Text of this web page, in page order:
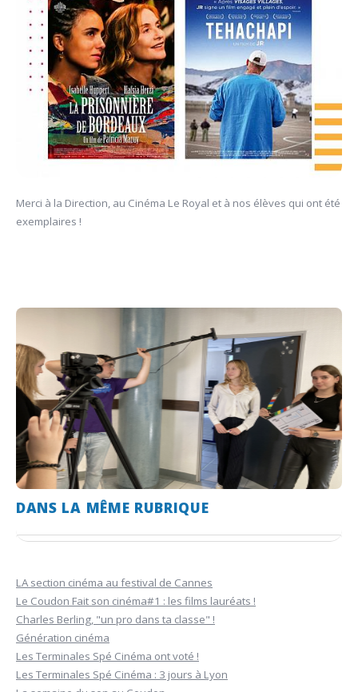
Merci à la Direction, au Cinéma Le Royal et à nos élèves qui ont été
exemplaires !
DANS LA MÊME RUBRIQUE
LA section cinéma au festival de Cannes
Le Coudon Fait son cinéma#1 : les films lauréats !
Charles Berling, "un pro dans ta classe" !
Génération cinéma
Les Terminales Spé Cinéma ont voté !
Les Terminales Spé Cinéma : 3 jours à Lyon